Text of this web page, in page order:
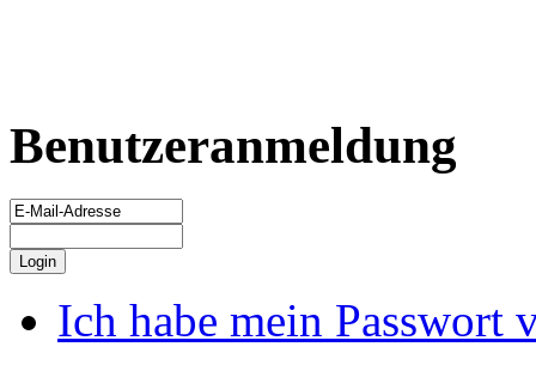
Benutzeranmeldung
Ich habe mein Passwort